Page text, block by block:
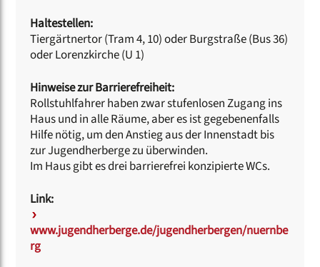
Haltestellen:
Tiergärtnertor (Tram 4, 10) oder Burgstraße (Bus 36)
oder Lorenzkirche (U 1)
Hinweise zur Barrierefreiheit:
Rollstuhlfahrer haben zwar stufenlosen Zugang ins
Haus und in alle Räume, aber es ist gegebenenfalls
Hilfe nötig, um den Anstieg aus der Innenstadt bis
zur Jugendherberge zu überwinden.
Im Haus gibt es drei barrierefrei konzipierte WCs.
Link:
www.jugendherberge.de/jugendherbergen/nuernbe
rg